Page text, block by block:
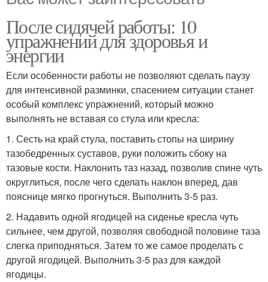
После сидячей работы: 10
упражнений для здоровья и
энергии
Если особенности работы не позволяют сделать паузу
для интенсивной разминки, спасением ситуации станет
особый комплекс упражнений, который можно
выполнять не вставая со стула или кресла:
1. Сесть на край стула, поставить стопы на ширину
тазобедренных суставов, руки положить сбоку на
тазовые кости. Наклонить таз назад, позволив спине чуть
округлиться, после чего сделать наклон вперед, дав
пояснице мягко прогнуться. Выполнить 3-5 раз.
2. Надавить одной ягодицей на сиденье кресла чуть
сильнее, чем другой, позволяя свободной половине таза
слегка приподняться. Затем то же самое проделать с
другой ягодицей. Выполнить 3-5 раз для каждой
ягодицы.